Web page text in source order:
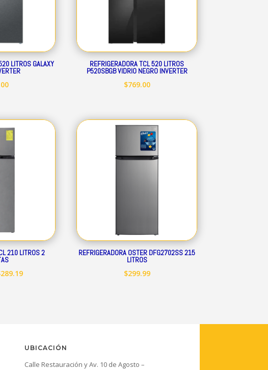
LITROS GALAXY REFRIGERADORA TCL 520 LITROS
P520SBGB VIDRIO NEGRO INVERTER
$769.00
210 LITROS 2
289.19El
REFRIGERADORA OSTER DFG2702SS 215
LITROS
$299.99
UBICACIÓN
Calle Restauración y Av. 10 de Agosto –